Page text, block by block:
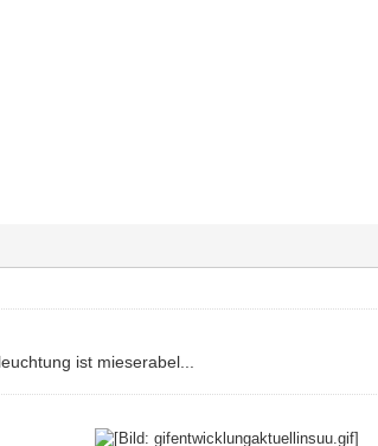
ist mieserabel...